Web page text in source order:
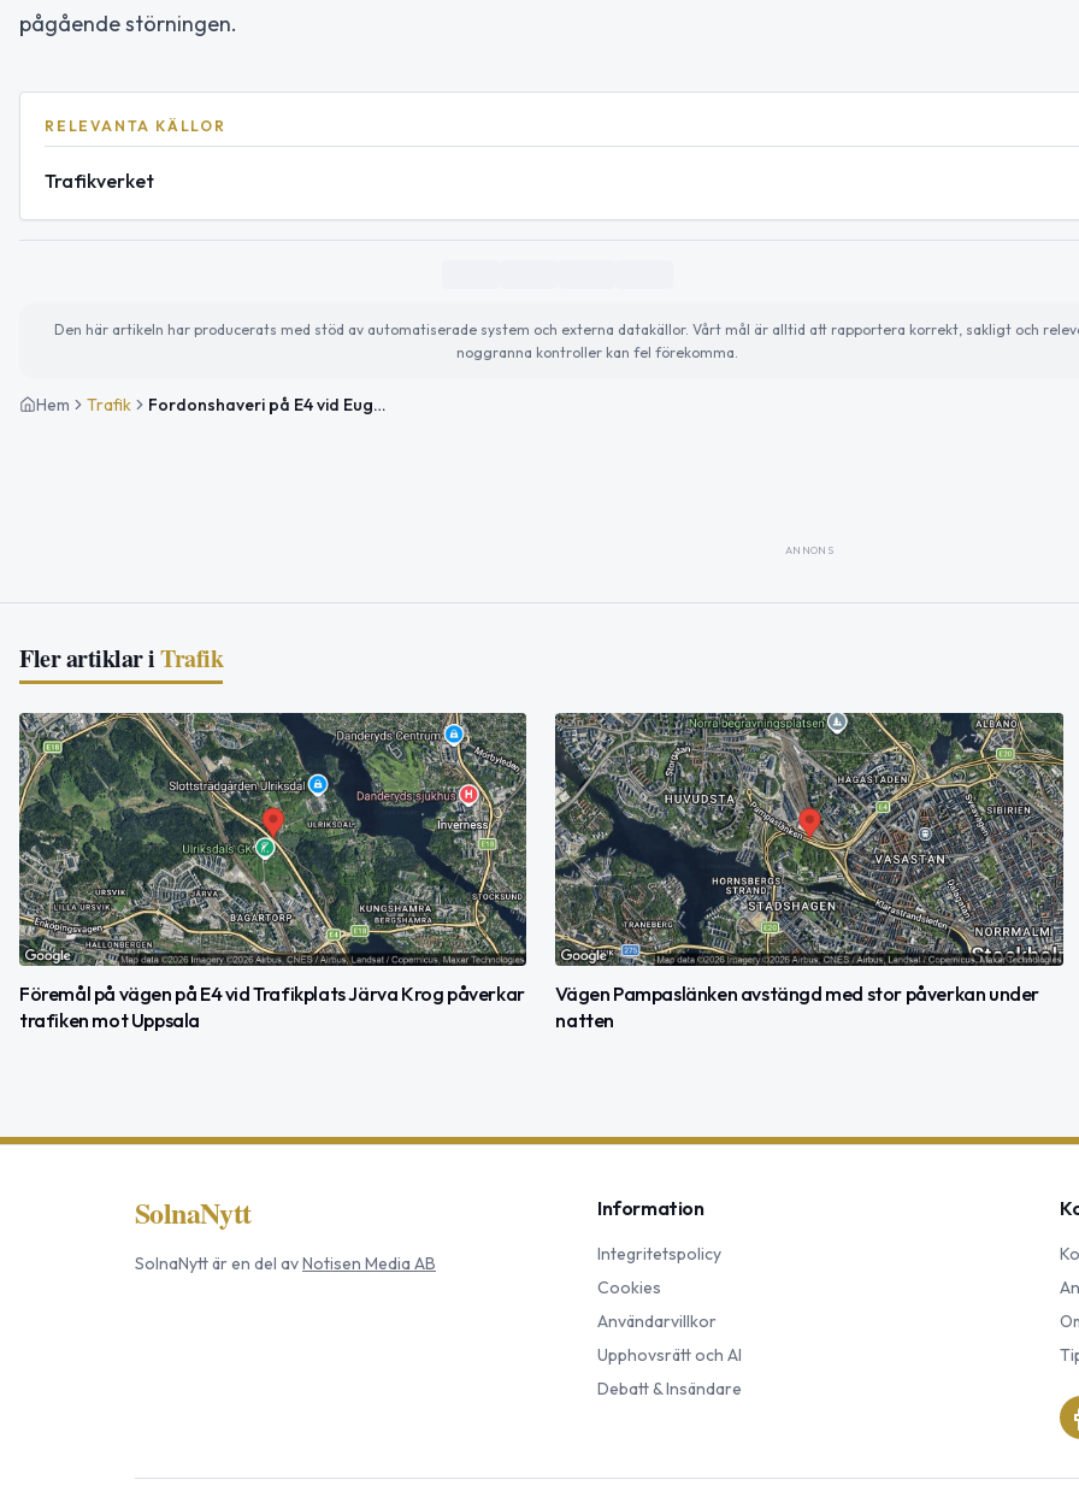
pågående störningen.
RELEVANTA KÄLLOR
Trafikverket
Den här artikeln har producerats med stöd av automatiserade system och externa datakällor. Vårt mål är alltid att rapportera korrekt, sakligt och
noggranna kontroller kan fel förekomma.
Hem Trafik Fordonshaveri på E4 vid Eugeniatunneln i riktning mot Södertälje
ANNONS
Fler artiklar iTrafik
Föremål på vägen på E4 vid Trafikplats Järva Krog påverkar
trafiken mot Uppsala
Vägen Pampaslänken avstängd med stor påverkan under
natten
SolnaNytt
SolnaNyttär en del avNotisen Media AB
Information
Integritetspolicy
Cookies
Användarvillkor
Upphovsrätt och AI
Debatt & Insändare